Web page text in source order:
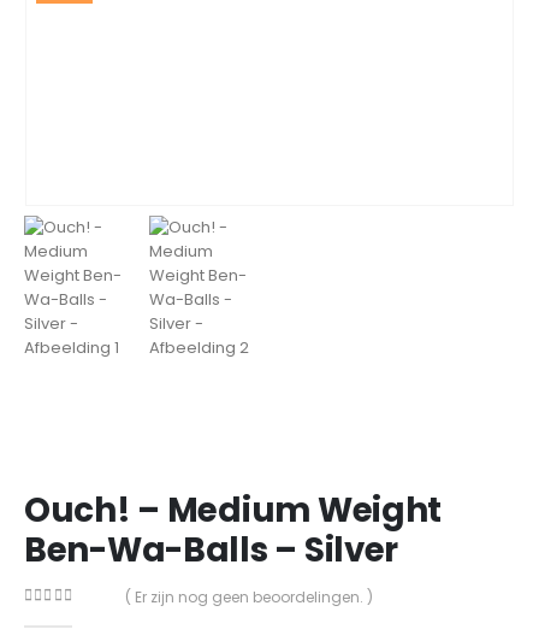
Ouch! – Medium Weight
Ben-Wa-Balls – Silver
( Er zijn nog geen beoordelingen. )